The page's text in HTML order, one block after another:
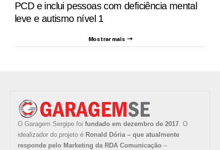
PCD e inclui pessoas com deficiência mental
leve e autismo nível 1
Mostrar mais
O Garagem Sergipe foi fundado em dezembro de 2017. O
idealizador do projeto é Ronald Dória – que atualmente
responde pelo Marketing da RDA Comunicação –